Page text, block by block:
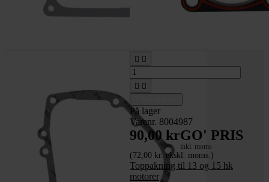
 
 
På lager
Varenr. 8004987
90,00 krGO' PRIS
inkl. moms
(72,00 kr. ekskl. moms.)
Toppakning til 13 og 15 hk
motorer